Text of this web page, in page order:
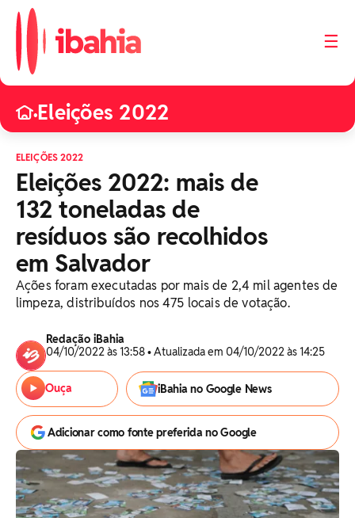
☰
•Eleições 2022
ELEIÇÕES 2022
Eleições 2022: mais de
132 toneladas de
resíduos são recolhidos
em Salvador
Ações foram executadas por mais de 2,4 mil agentes de
limpeza, distribuídos nos 475 locais de votação.
Redação iBahia
04/10/2022 às 13:58 • Atualizada em 04/10/2022 às 14:25
Ouça iBahia no Google News
Adicionar como fonte preferida no Google